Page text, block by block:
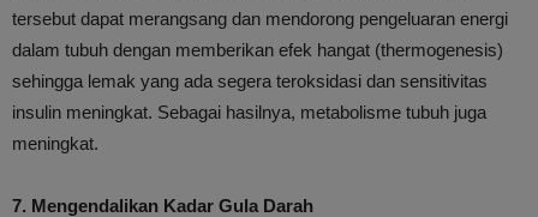
tersebut dapat merangsang dan mendorong pengeluaran energi
dalam tubuh dengan memberikan efek hangat (thermogenesis)
sehingga lemak yang ada segera teroksidasi dan sensitivitas
insulin meningkat. Sebagai hasilnya, metabolisme tubuh juga
meningkat.
7. Mengendalikan Kadar Gula Darah